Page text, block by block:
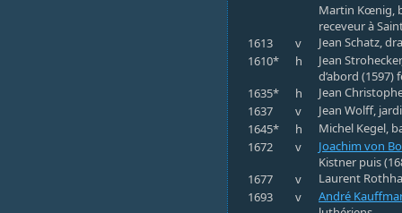
Martin Kœnig,
receveur à
1613
v
Jean Schatz,
1610*
h
Jean
d’abord
1635*
h
Jean
1637
v
Jean Wolff,
1645*
h
Michel Kegel,
1672
v
Joachim von
Kistner puis
1677
v
Laurent
1693
v
André